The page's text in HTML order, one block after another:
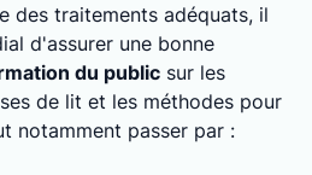
des traitements adéquats, il
d'assurer une bonne
du public sur les
de lit et les méthodes pour
notamment passer par :